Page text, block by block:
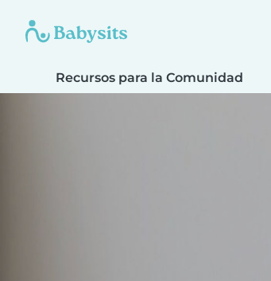
Recursos para la Comunidad